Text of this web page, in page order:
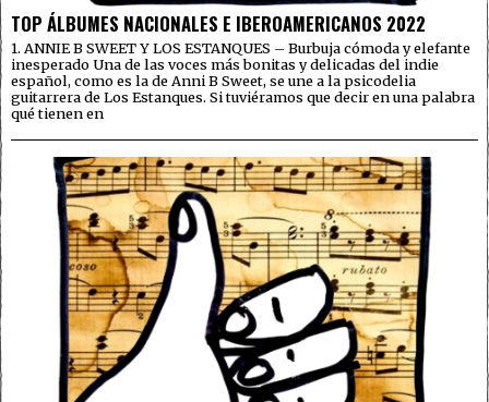
TOP ÁLBUMES NACIONALES E IBEROAMERICANOS 2022
1. ANNIE B SWEET Y LOS ESTANQUES – Burbuja cómoda y elefante
inesperado Una de las voces más bonitas y delicadas del indie
español, como es la de Anni B Sweet, se une a la psicodelia
guitarrera de Los Estanques. Si tuviéramos que decir en una palabra
qué tienen en